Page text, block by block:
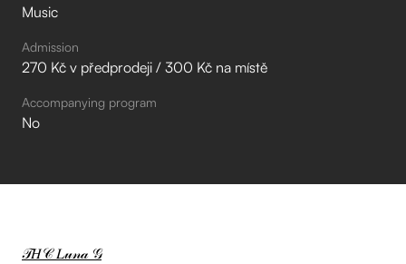
Music
Admission
270 Kč v předprodeji / 300 Kč na místě
Accompanying program
No
𝒯𝐻𝒞 𝐿𝓊𝓃𝒶 𝒢